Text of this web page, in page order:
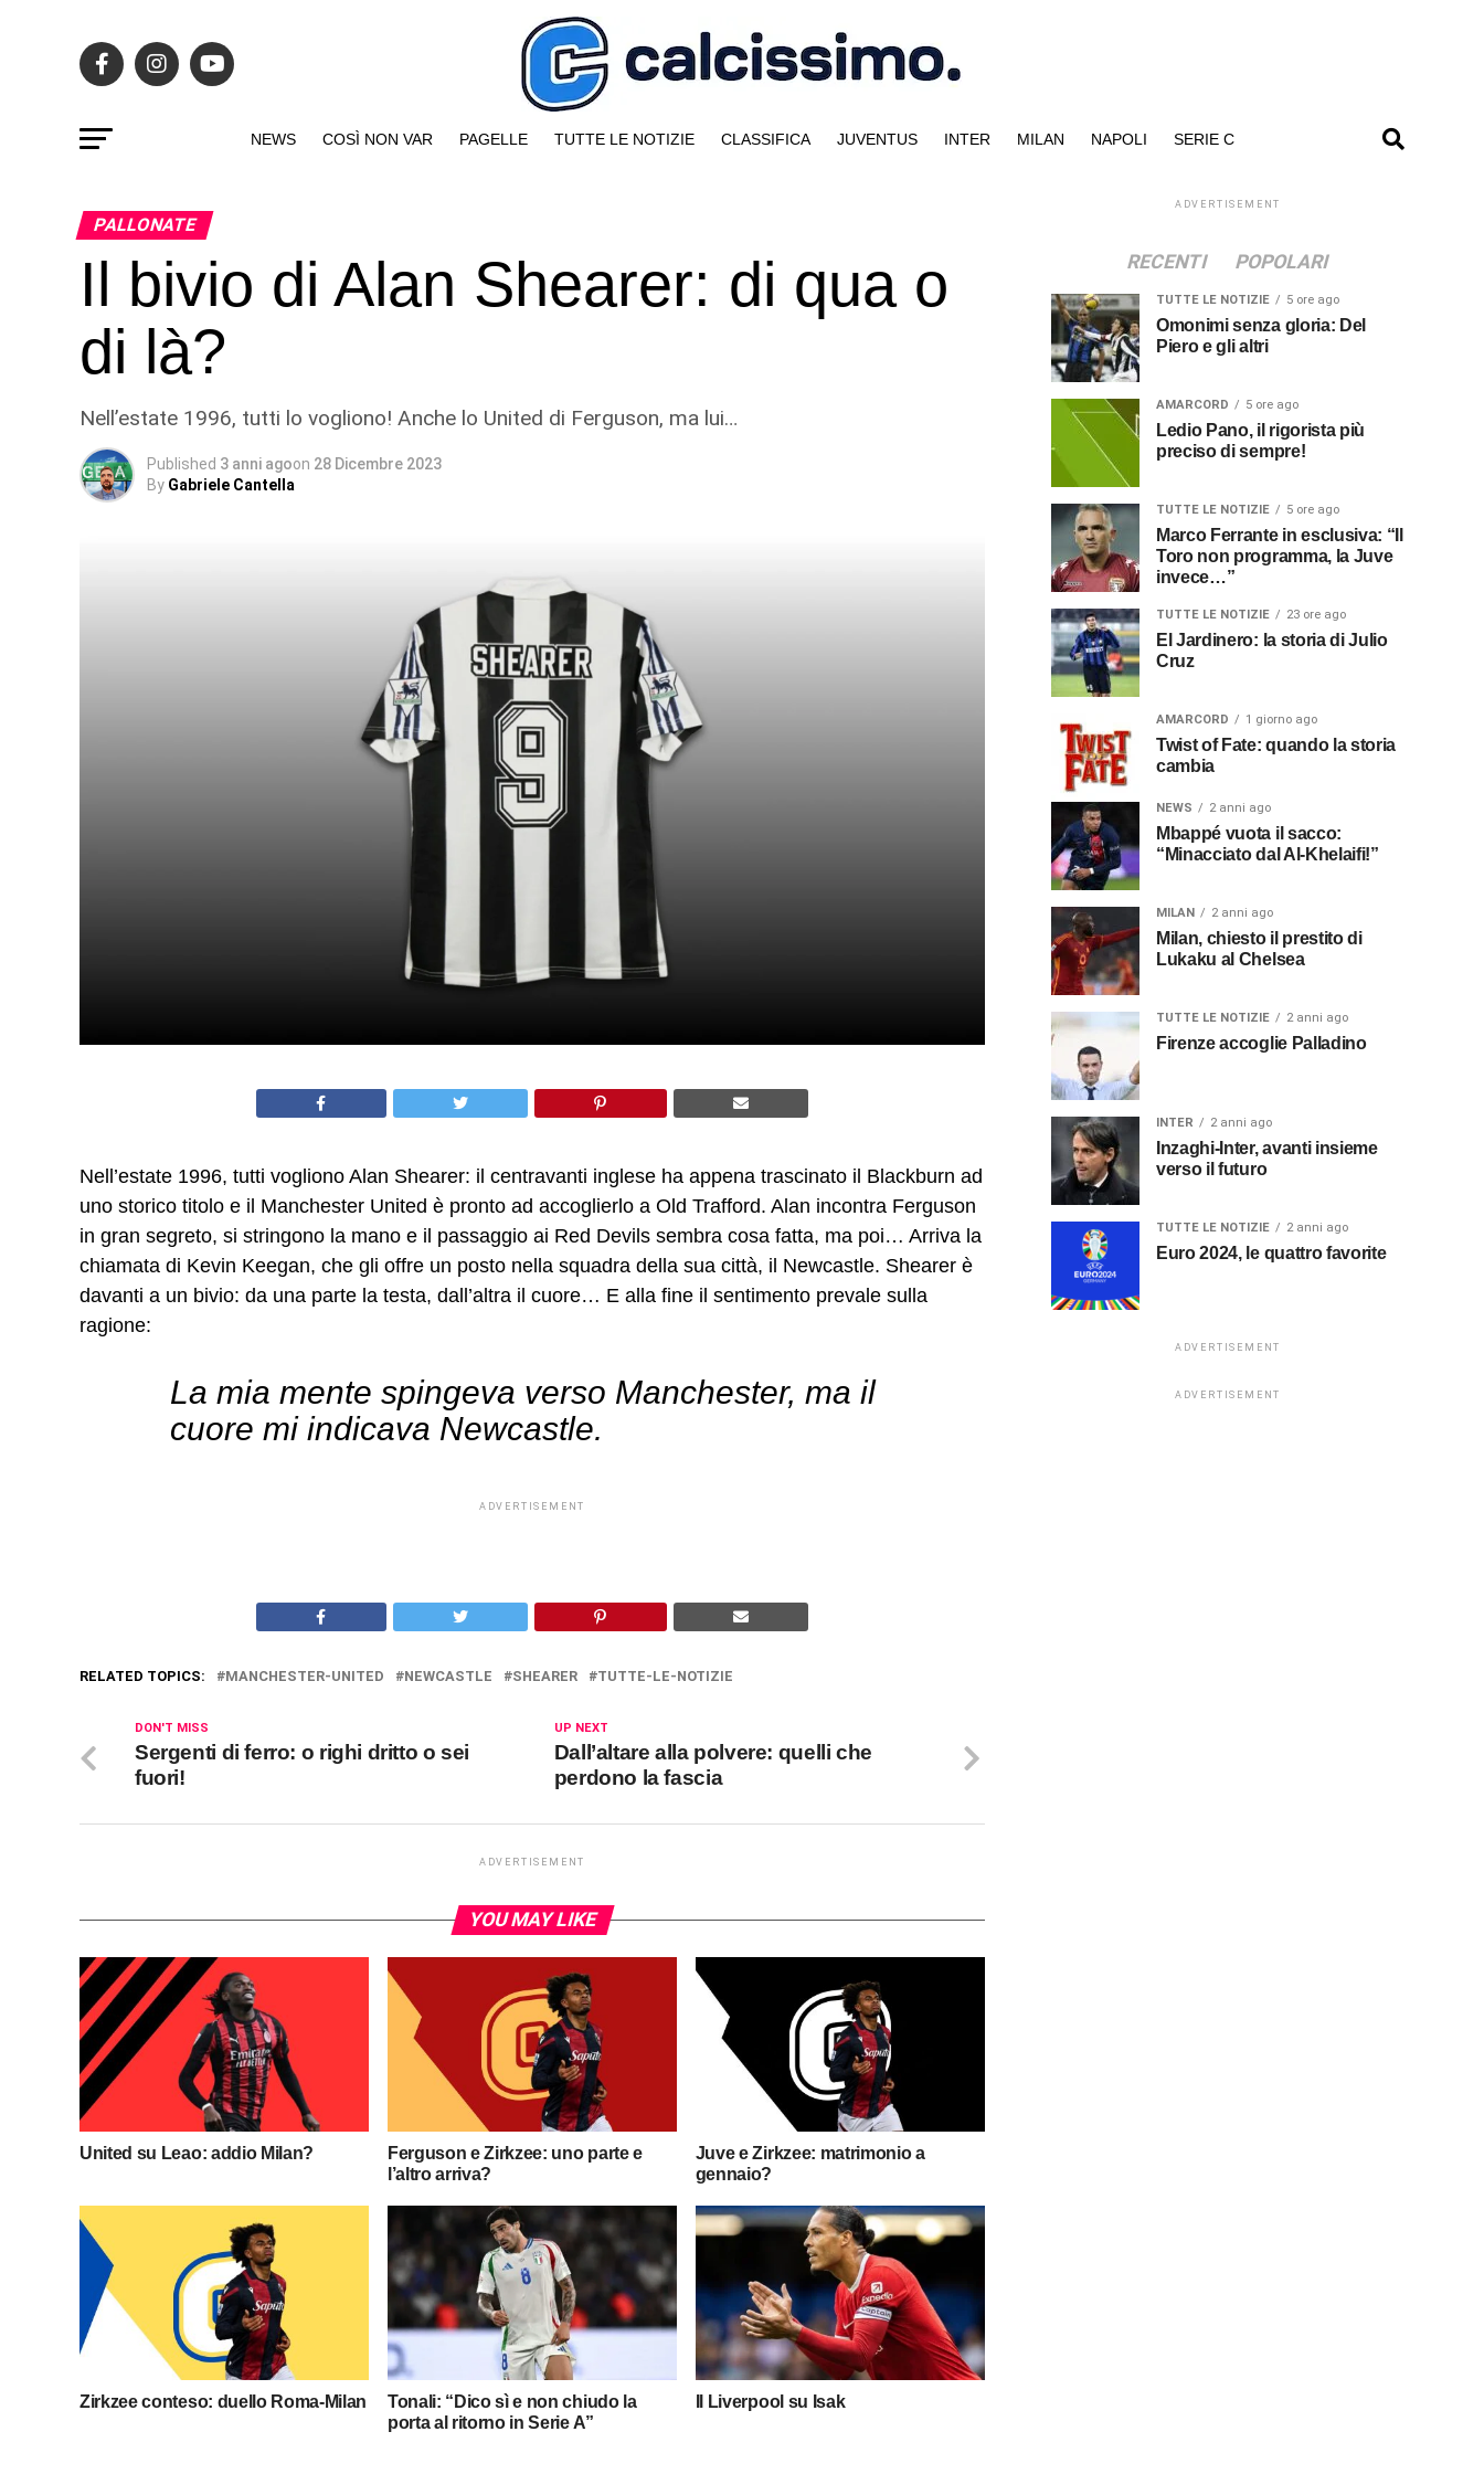
NEWS COSÌ NON VAR PAGELLE TUTTE LE NOTIZIE CLASSIFICA JUVENTUS INTER MILAN NAPOLI SERIE C
PALLONATE
Il bivio di Alan Shearer: di qua o
di là?
Nell’estate 1996, tutti lo vogliono! Anche lo United di Ferguson, ma lui…
Published 3 anni agoon 28 Dicembre 2023
By Gabriele Cantella
Nell’estate 1996, tutti vogliono Alan Shearer: il centravanti inglese ha appena trascinato il Blackburn ad
uno storico titolo e il Manchester United è pronto ad accoglierlo a Old Trafford. Alan incontra Ferguson
in gran segreto, si stringono la mano e il passaggio ai Red Devils sembra cosa fatta, ma poi… Arriva la
chiamata di Kevin Keegan, che gli offre un posto nella squadra della sua città, il Newcastle. Shearer è
davanti a un bivio: da una parte la testa, dall’altra il cuore… E alla fine il sentimento prevale sulla
ragione:
La mia mente spingeva verso Manchester, ma il
cuore mi indicava Newcastle.
ADVERTISEMENT
RELATED TOPICS: MANCHESTER-UNITED NEWCASTLE SHEARER TUTTE-LE-NOTIZIE
UP NEXT
Dall’altare alla polvere: quelli che
perdono la fascia
DON'T MISS
Sergenti di ferro: o righi dritto o sei
fuori!
ADVERTISEMENT
YOU MAY LIKE
United su Leao: addio Milan?
Ferguson e Zirkzee: uno parte e
l’altro arriva?
Juve e Zirkzee: matrimonio a
gennaio?
Zirkzee conteso: duello Roma-Milan
Tonali: “Dico sì e non chiudo la
porta al ritorno in Serie A”
Il Liverpool su Isak
ADVERTISEMENT
RECENTI POPOLARI
TUTTE LE NOTIZIE 5 ore ago
Omonimi senza gloria: Del
Piero e gli altri
AMARCORD 5 ore ago
Ledio Pano, il rigorista più
preciso di sempre!
TUTTE LE NOTIZIE 5 ore ago
Marco Ferrante in esclusiva: “Il
Toro non programma, la Juve
invece…”
TUTTE LE NOTIZIE 23 ore ago
El Jardinero: la storia di Julio
Cruz
AMARCORD 1 giorno ago
Twist of Fate: quando la storia
cambia
NEWS 2 anni ago
Mbappé vuota il sacco:
“Minacciato dal Al-Khelaifi!”
MILAN 2 anni ago
Milan, chiesto il prestito di
Lukaku al Chelsea
TUTTE LE NOTIZIE 2 anni ago
Firenze accoglie Palladino
INTER 2 anni ago
Inzaghi-Inter, avanti insieme
verso il futuro
TUTTE LE NOTIZIE 2 anni ago
Euro 2024, le quattro favorite
ADVERTISEMENT
ADVERTISEMENT